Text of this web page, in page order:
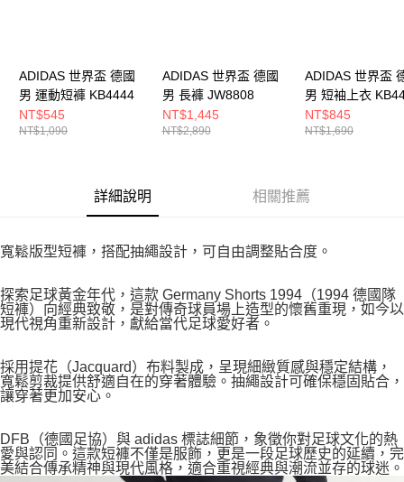
ADIDAS 世界盃 德國
男 運動短褲 KB4444
NT$545
NT$1,090
ADIDAS 世界盃 德國
男 長褲 JW8808
NT$1,445
NT$2,890
ADIDAS 世界盃
男 短袖上衣
NT$845
NT$1,690
詳細說明 相關推薦
寬鬆版型短褲，搭配抽繩設計，可自由調整貼合度。
探索足球黃金年代，這款 Germany Shorts 1994（1994 德國隊
短褲）向經典致敬，是對傳奇球員場上造型的懷舊重現，如今以
現代視角重新設計，獻給當代足球愛好者。
採用提花（Jacquard）布料製成，呈現細緻質感與穩定結構，
寬鬆剪裁提供舒適自在的穿著體驗。抽繩設計可確保穩固貼合，
讓穿著更加安心。
DFB（德國足協）與 adidas 標誌細節，象徵你對足球文化的熱
愛與認同。這款短褲不僅是服飾，更是一段足球歷史的延續，完
美結合傳承精神與現代風格，適合重視經典與潮流並存的球迷。